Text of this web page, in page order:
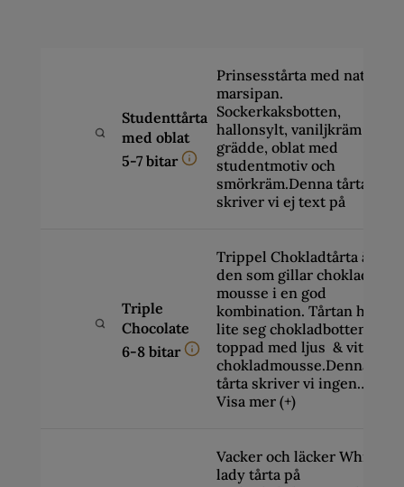
Studenttårta
med oblat
5-7 bitar
Prinsesstårta med naturell
marsipan.
Sockerkaksbotten,
hallonsylt, vaniljkräm och
grädde, oblat med
studentmotiv och
smörkräm.Denna tårta
skriver vi ej text på
Triple
Chocolate
6-8 bitar
Trippel Chokladtårta är för
den som gillar choklad och
mousse i en god
kombination. Tårtan har en
lite seg chokladbotten
toppad med ljus & vit
chokladmousse.Denna
tårta skriver vi ingen…
Visa mer (+)
Vacker och läcker White
lady tårta på